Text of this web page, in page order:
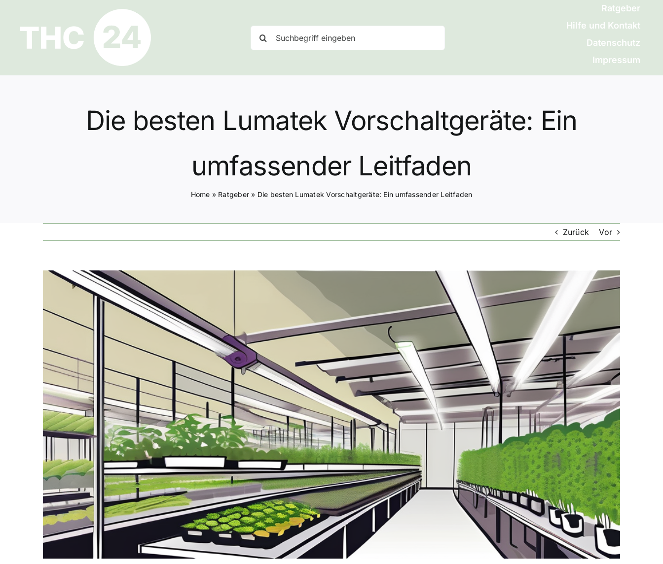
springen
nach:
Ratgeber
Hilfe und Kontakt
Datenschutz
Impressum
Die besten Lumatek Vorschaltgeräte: Ein
umfassender Leitfaden
Home » Ratgeber » Die besten Lumatek Vorschaltgeräte: Ein umfassender Leitfaden
Zurück Vor
Zeige
grösseres